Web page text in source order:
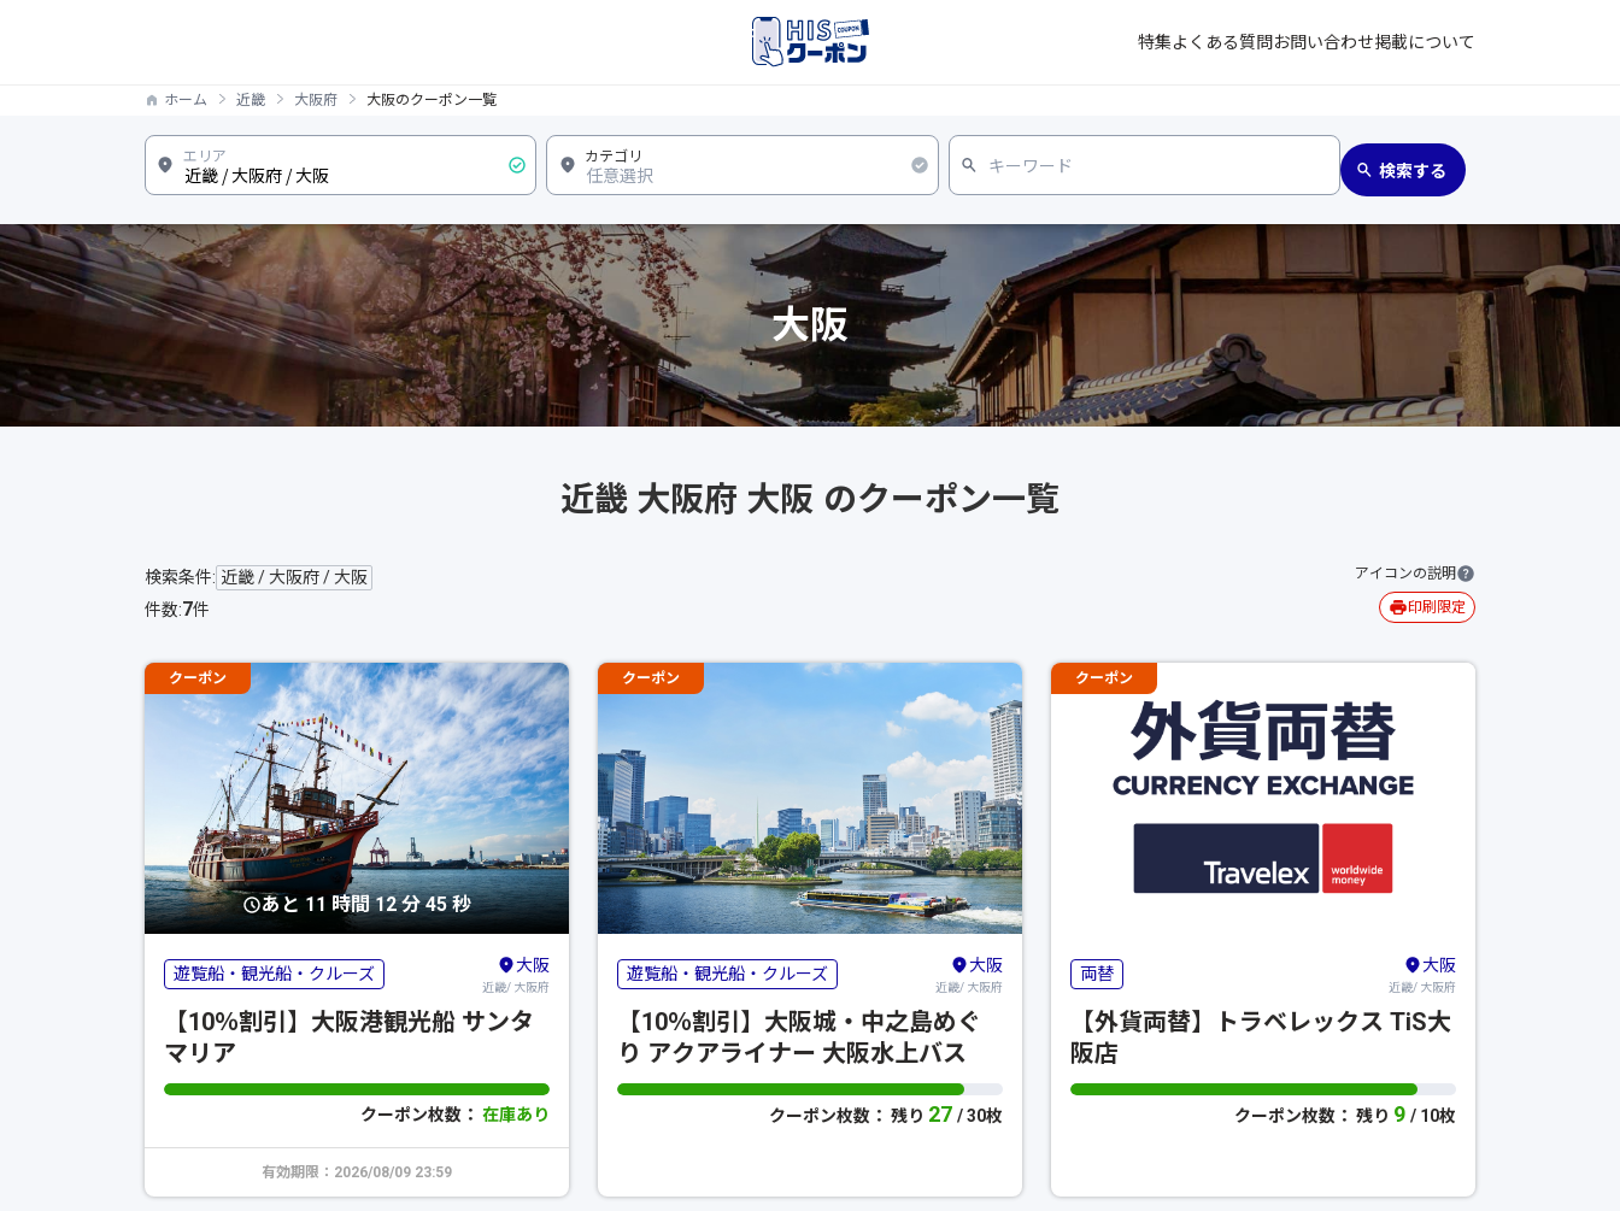
特集よくある質問お問い合わせ掲載について
ホーム 近畿 大阪府 大阪のクーポン一覧
大阪
近畿 大阪府 大阪 のクーポン一覧
検索条件: 近畿 / 大阪府 / 大阪
件数:7件
アイコンの説明
印刷限定
クーポン
あと 11 時間 12 分 44 秒
遊覧船・観光船・クルーズ 大阪
近畿/ 大阪府
【10％割引】大阪港観光船 サンタ
マリア
クーポン枚数： 在庫あり
有効期限：2026/08/09 23:59
クーポン
遊覧船・観光船・クルーズ 大阪
近畿/ 大阪府
【10％割引】大阪城・中之島めぐ
り アクアライナー 大阪水上バス
クーポン枚数： 残り 27 / 30枚
クーポン
両替 大阪
近畿/ 大阪府
【外貨両替】トラベレックス TiS大
阪店
クーポン枚数： 残り 9 / 10枚